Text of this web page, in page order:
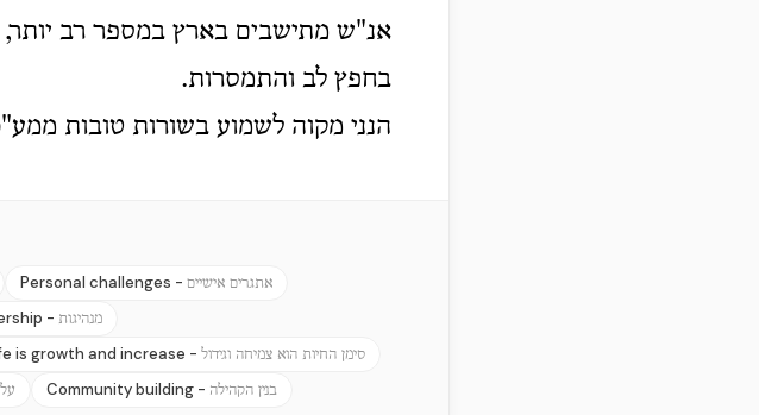
אנ"ש מתישבים בארץ במספר רב יותר,
בחפץ לב והתמסרות.
הנני מקוה לשמוע בשורות טובות
Personal challenges - אתגרים אישיים
- מנהיגות
is growth and increase - סימן החיות הוא צמיחה וגידול
Community building - בנין הקהילה